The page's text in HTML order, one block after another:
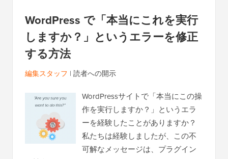
WordPress で「本当にこれを実行
しますか？」というエラーを修正
する方法
編集スタッフ | 読者への開示
WordPressサイトで「本当にこの操
作を実行しますか？」というエラ
ーを経験したことがありますか？
私たちは経験しましたが、この不
可解なメッセージは、プラグイン